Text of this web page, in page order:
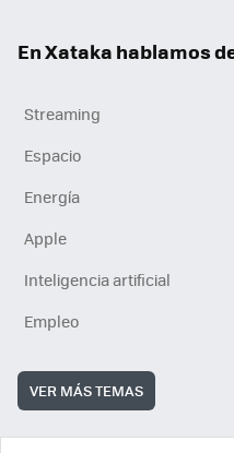
En Xataka hablamos
Streaming
Espacio
Energía
Apple
Inteligencia artificial
Empleo
VER MÁS TEMAS